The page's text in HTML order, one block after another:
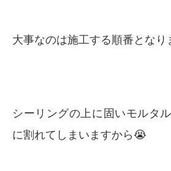
大事なのは施工する順番となり
シーリングの上に固いモルタ
に割れてしまいますから😭